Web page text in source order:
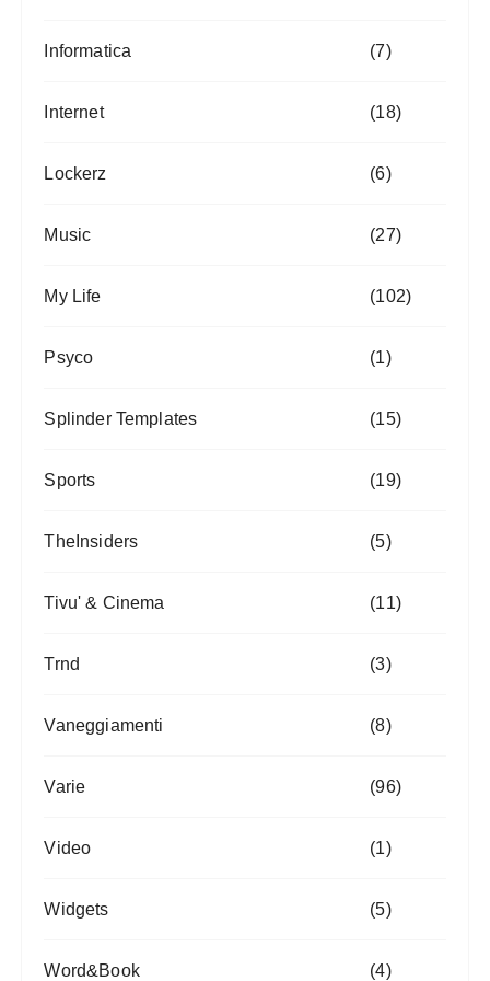
Informatica (7)
Internet (18)
Lockerz (6)
Music (27)
My Life (102)
Psyco (1)
Splinder Templates (15)
Sports (19)
TheInsiders (5)
Tivu' & Cinema (11)
Trnd (3)
Vaneggiamenti (8)
Varie (96)
Video (1)
Widgets (5)
Word&Book (4)